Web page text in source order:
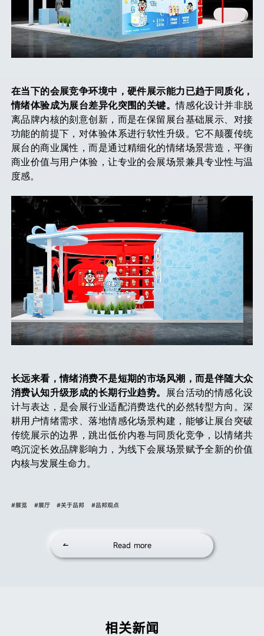
在当下的会展竞争环境中，硬件展示能力已趋于同质化，
情绪体验成为展台差异化突围的关键。情感化设计并非脱
离品牌内核的刻意创新，而是在保留展台基础展示、对接
功能的前提下，对体验体系进行软性升级。它不颠覆传统
展台的商业属性，而是通过精细化的情绪场景营造，平衡
商业价值与用户体验，让专业的会展场景兼具专业性与温
度感。
长远来看，情绪消费不是短期的市场风潮，而是伴随大众
消费认知升级形成的长期行业趋势。
展台活动的情感化设
计与表达，是会展行业适配消费迭代的必然转型方向。深
耕用户情绪需求、落地情感化场景构建，能够让展台突破
传统展示的边界，跳出低价内卷与同质化竞争，以情绪共
鸣沉淀长效品牌影响力，为线下会展场景赋予全新的价值
内核与发展生命力。
#展览 #展厅 #关于品邦 #品邦观点
Read more
相关新闻